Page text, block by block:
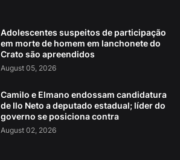
Adolescentes suspeitos de participação
em morte de homem em lanchonete do
Crato são apreendidos
August 05, 2026
Camilo e Elmano endossam candidatura
de Ilo Neto a deputado estadual; líder do
governo se posiciona contra
August 02, 2026